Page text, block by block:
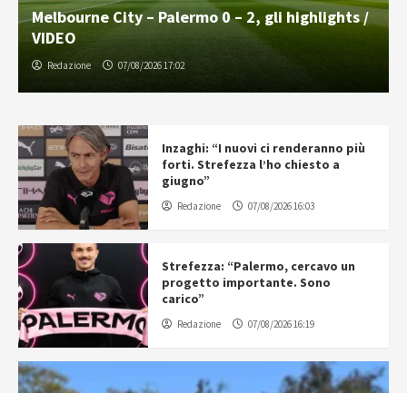
Melbourne City – Palermo 0 – 2, gli highlights /
VIDEO
Redazione 07/08/2026 17:02
Inzaghi: “I nuovi ci renderanno più
forti. Strefezza l’ho chiesto a
giugno”
Redazione 07/08/2026 16:03
Strefezza: “Palermo, cercavo un
progetto importante. Sono
carico”
Redazione 07/08/2026 16:19